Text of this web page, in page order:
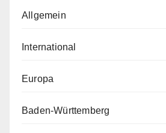
Allgemein
International
Europa
Baden-Württemberg